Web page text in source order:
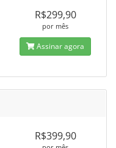
R$299,90
por mês
Assinar agora
R$399,90